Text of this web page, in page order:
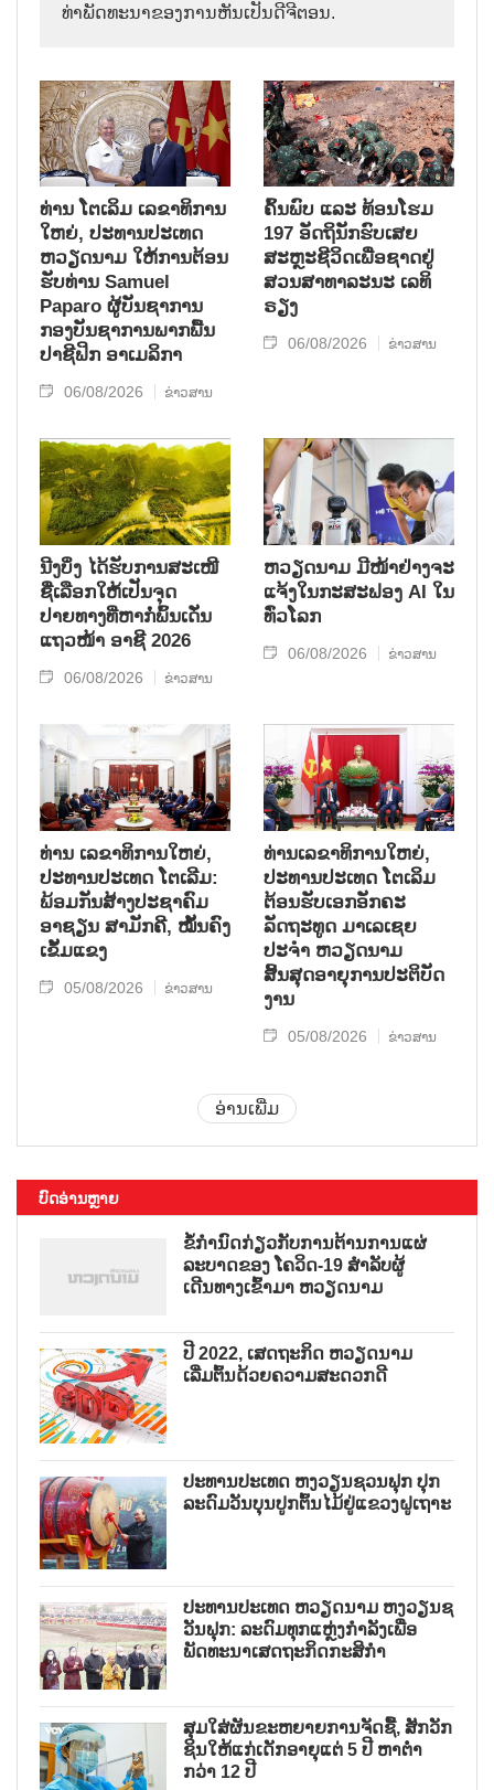
ທ່າພັດທະນາຂອງການຫັນເປັນດີຈີຕອນ.
ທ່ານ ໂຕ​ເລິມ ເລ​ຂາ​ທິ​ການ​
ໃຫຍ່, ປະ​ທານ​ປະ​ເທດ ​
ຫວຽດ​ນາມ ໃຫ້​ການ​ຕ້ອນ​
ຮັບ​ທ່ານ Samuel
Paparo ຜູ້​ບັນ​ຊາ​ການ
ກອງ​ບັນ​ຊາ​ການພາກ​ພື້ນ​
ປາ​ຊີ​ຟິກ ອາ​ເມ​ລິ​ກາ
06/08/2026 ຂ່າວສານ
ຄົ້ນ​ພົບ ແລະ ທ້ອນ​ໂຮມ
197 ອັດ​ຖິ​ນັກ​ຮົບ​ເສຍ​
ສະຫຼະ​ຊີ​ວິດ​ເພື່ອ​ຊາດ​ຢູ່​
ສວນ​ສາ​ທາ​ລະ​ນະ ເລ​ທິ​
ຣຽງ
06/08/2026 ຂ່າວສານ
ນີງບິ່ງ ໄດ້ຮັບການສະເໜີ
ຊື່ເລືອກໃຫ້ເປັນຈຸດ
ປາຍທາງທີ່ຫາກໍ່ພົ້ນເດັ່ນ
ແຖວໜ້າ ອາຊີ 2026
06/08/2026 ຂ່າວສານ
ຫວຽດນາມ ມີໜ້າຢ່າງຈະ
ແຈ້ງໃນກະສະຟອງ AI ໃນ
ທົ່ວໂລກ
06/08/2026 ຂ່າວສານ
ທ່ານ ເລຂາທິການໃຫຍ່,
ປະທານປະເທດ ໂຕເລີມ:
ພ້ອມກັນສ້າງປະຊາຄົມ
ອາຊຽນ ສາມັກຄີ, ໝັ້ນຄົງ
ເຂັ້ມແຂງ
05/08/2026 ຂ່າວສານ
ທ່ານເລຂາທິການໃຫຍ່,
ປະທານປະເທດ ໂຕເລິມ
ຕ້ອນຮັບເອກອັກຄະ
ລັດຖະທູດ ມາເລເຊຍ
ປະຈຳ ຫວຽດນາມ
ສິ້ນສຸດອາຍຸການປະຕິບັດ
ງານ
05/08/2026 ຂ່າວສານ
ອ່ານເພີ່ມ
ບົດອ່ານຫຼາຍ
ຂໍ້ກຳນົດກ່ຽວກັບການຕ້ານການແຜ່
ລະບາດຂອງ ໂຄວິດ-19 ສຳລັບຜູ້
ເດີນທາງເຂົ້າມາ ຫວຽດນາມ
ປີ 2022, ເສດຖະກິດ ຫວຽດນາມ
ເລີ່ມຕົ້ນດ້ວຍຄວາມສະດວກດີ
ປະທານປະເທດ ຫງວຽນຊວນຟຸກ ປຸກ
ລະດົມວັນບຸນປູກຕົ້ນໄມ້ຢູ່ແຂວງຝູເຖາະ
ປະທານປະເທດ ຫວຽດນາມ ຫງວຽນຊ
ວັນຟຸກ: ລະດົມທຸກແຫຼ່ງກຳລັງເພື່ອ
ພັດທະນາເສດຖະກິດກະສິກຳ
ສຸມໃສ່ຜັນຂະຫຍາຍການຈັດຊື້, ສັກວັກ
ຊິນໃຫ້ແກ່ເດັກອາຍຸແຕ່ 5 ປີ ຫາຕ່ຳ
ກວ່າ 12 ປີ